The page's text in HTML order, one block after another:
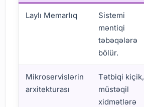
Laylı Memarlıq
Sistemi
məntiqi
təbəqələrə
bölür.
Mikroservislərin
arxitekturası
Tətbiqi kiçik,
müstəqil
xidmətlərə